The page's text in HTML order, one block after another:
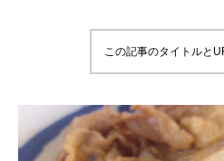
この記事のタイトルと